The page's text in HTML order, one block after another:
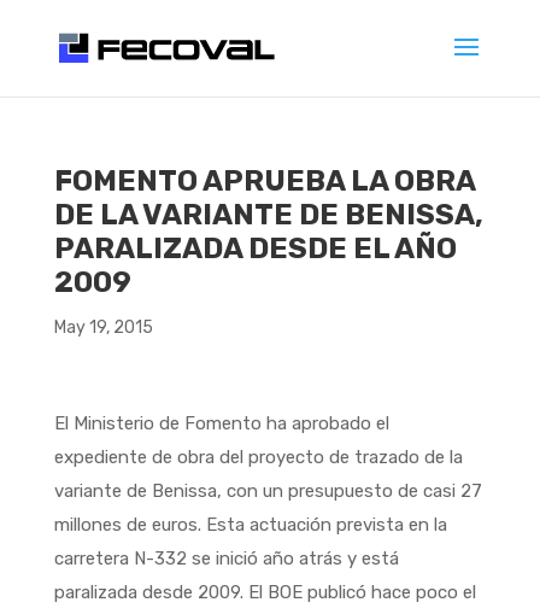
FOMENTO APRUEBA LA OBRA
DE LA VARIANTE DE BENISSA,
PARALIZADA DESDE EL AÑO
2009
May 19, 2015
El Ministerio de Fomento ha aprobado el
expediente de obra del proyecto de trazado de la
variante de Benissa, con un presupuesto de casi 27
millones de euros. Esta actuación prevista en la
carretera N-332 se inició año atrás y está
paralizada desde 2009. El BOE publicó hace poco el